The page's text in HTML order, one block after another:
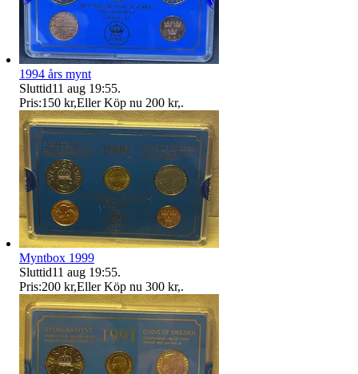
1994 års mynt
Sluttid11 aug 19:55.
Pris:150 kr,Eller Köp nu 200 kr,.
Myntbox 1999
Sluttid11 aug 19:55.
Pris:200 kr,Eller Köp nu 300 kr,.